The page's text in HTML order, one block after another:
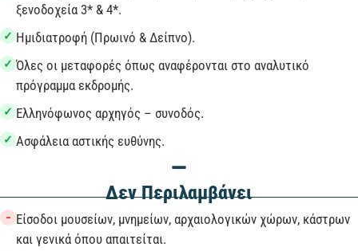
ξενοδοχεία 3* & 4*.
✓ Ημιδιατροφή (Πρωινό & Δείπνο).
✓ Όλες οι μεταφορές όπως αναφέρονται στο αναλυτικό
πρόγραμμα εκδρομής.
✓ Ελληνόφωνος αρχηγός – συνοδός.
✓ Ασφάλεια αστικής ευθύνης.
Δεν Περιλαμβάνει
− Είσοδοι μουσείων, μνημείων, αρχαιολογικών χώρων, κάστρων
και γενικά όπου απαιτείται.